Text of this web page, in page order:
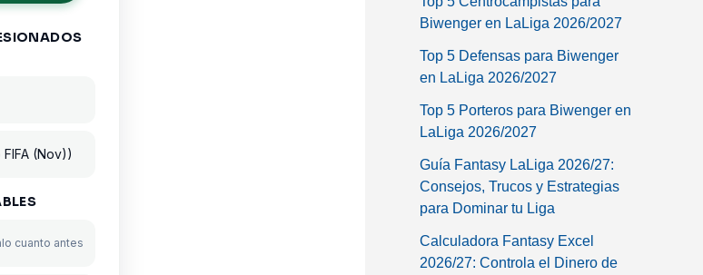
(Nov))
cuanto antes
Biwenger en LaLiga 2026/2027
Top 5 Defensas para Biwenger
en LaLiga 2026/2027
Top 5 Porteros para Biwenger en
LaLiga 2026/2027
Guía Fantasy LaLiga 2026/27:
Consejos, Trucos y Estrategias
para Dominar tu Liga
Calculadora Fantasy Excel
2026/27: Controla el Dinero de